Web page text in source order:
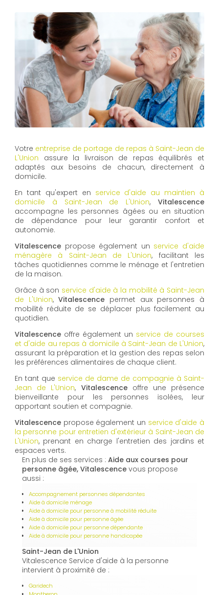
Votre entreprise de portage de repas à Saint-Jean de
L'Union assure la livraison de repas équilibrés et
adaptés aux besoins de chacun, directement à
domicile.
En tant qu'expert en service d'aide au maintien à
domicile à Saint-Jean de L'Union,Vitalescence
accompagne les personnes âgées ou en situation
de dépendance pour leur garantir confort et
autonomie.
Vitalescence propose également un service d'aide
ménagère à Saint-Jean de L'Union, facilitant les
tâches quotidiennes comme le ménage et l'entretien
de la maison.
Grâce à son service d'aide à la mobilité à Saint-Jean
de L'Union,Vitalescence permet aux personnes à
mobilité réduite de se déplacer plus facilement au
quotidien.
Vitalescence offre également un service de courses
et d'aide au repas à domicile à Saint-Jean de L'Union,
assurant la préparation et la gestion des repas selon
les préférences alimentaires de chaque client.
En tant que service de dame de compagnie à Saint-
Jean de L'Union, Vitalescenceoffre une présence
bienveillante pour les personnes isolées, leur
apportant soutien et compagnie.
Vitalescence propose également un service d'aide à
la personne pour entretien d'extérieur à Saint-Jean de
L'Union, prenant en charge l'entretien des jardins et
espaces verts.
En plus de ses services : Aide aux courses pour
personne âgée, Vitalescence vous propose
aussi :
Accompagnement personnes dépendantes
Aide à domicile ménage
Aide à domicile pour personne à mobilité réduite
Aide à domicile pour personne âgée
Aide à domicile pour personne dépendante
Aide à domicile pour personne handicapée
Saint-Jean de L'Union
Vitalescence Service d'aide à la personne
intervient à proximité de :
Garidech